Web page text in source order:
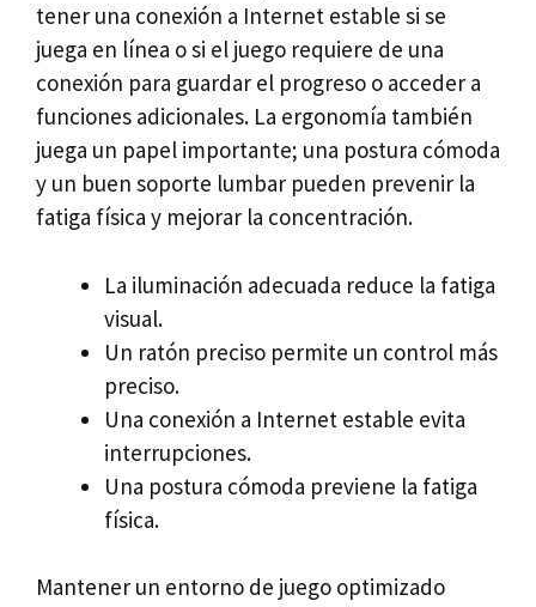
tener una conexión a Internet estable si se
juega en línea o si el juego requiere de una
conexión para guardar el progreso o acceder a
funciones adicionales. La ergonomía también
juega un papel importante; una postura cómoda
y un buen soporte lumbar pueden prevenir la
fatiga física y mejorar la concentración.
La iluminación adecuada reduce la fatiga
visual.
Un ratón preciso permite un control más
preciso.
Una conexión a Internet estable evita
interrupciones.
Una postura cómoda previene la fatiga
física.
Mantener un entorno de juego optimizado